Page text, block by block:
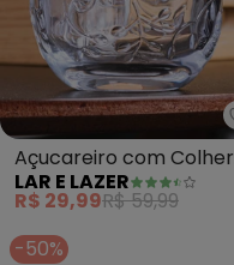
Açucareiro com Colher
(New Butterfly) 220ml
LAR E LAZER
R$ 29,99R$ 59,99
-50%